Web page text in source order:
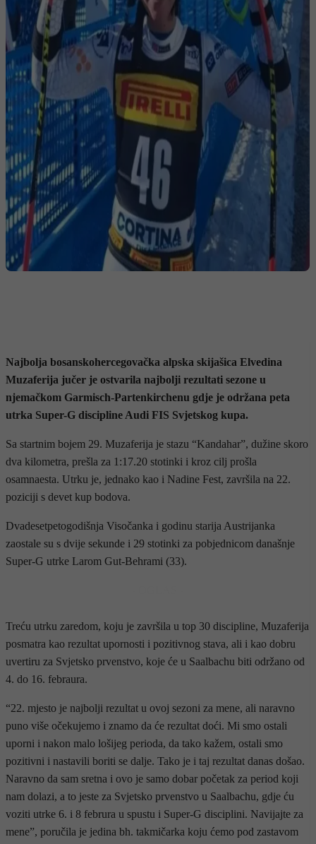
Najbolja bosanskohercegovačka alpska skijašica Elvedina
Muzaferija jučer je ostvarila najbolji rezultati sezone u
njemačkom Garmisch-Partenkirchenu gdje je održana peta
utrka Super-G discipline Audi FIS Svjetskog kupa.
Sa startnim bojem 29. Muzaferija je stazu “Kandahar”, dužine skoro
dva kilometra, prešla za 1:17.20 stotinki i kroz cilj prošla
osamnaesta. Utrku je, jednako kao i Nadine Fest, završila na 22.
poziciji s devet kup bodova.
Dvadesetpetogodišnja Visočanka i godinu starija Austrijanka
zaostale su s dvije sekunde i 29 stotinki za pobjednicom današnje
Super-G utrke Larom Gut-Behrami (33).
Treću utrku zaredom, koju je završila u top 30 discipline, Muzaferija
posmatra kao rezultat upornosti i pozitivnog stava, ali i kao dobru
uvertiru za Svjetsko prvenstvo, koje će u Saalbachu biti održano od
4. do 16. febraura.
“22. mjesto je najbolji rezultat u ovoj sezoni za mene, ali naravno
puno više očekujemo i znamo da će rezultat doći. Mi smo ostali
uporni i nakon malo lošijeg perioda, da tako kažem, ostali smo
pozitivni i nastavili boriti se dalje. Tako je i taj rezultat danas došao.
Naravno da sam sretna i ovo je samo dobar početak za period koji
nam dolazi, a to jeste za Svjetsko prvenstvo u Saalbachu, gdje ću
voziti utrke 6. i 8 februra u spustu i Super-G disciplini. Navijajte za
mene”, poručila je jedina bh. takmičarka koju ćemo pod zastavom